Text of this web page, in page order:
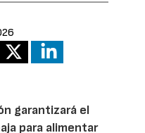
garantizará el
para alimentar